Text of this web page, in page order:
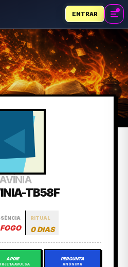
ENTRAR
TB58F
FOGO
RITUAL
0 DIAS
APOIE
AVULSA
PERGUNTA
ANÔNIMA